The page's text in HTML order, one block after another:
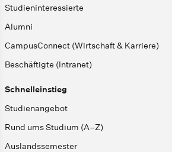
Studieninteressierte
Alumni
CampusConnect (Wirtschaft & Karriere)
Beschäftigte (Intranet)
Schnelleinstieg
Studienangebot
Rund ums Studium (A–Z)
Auslandssemester